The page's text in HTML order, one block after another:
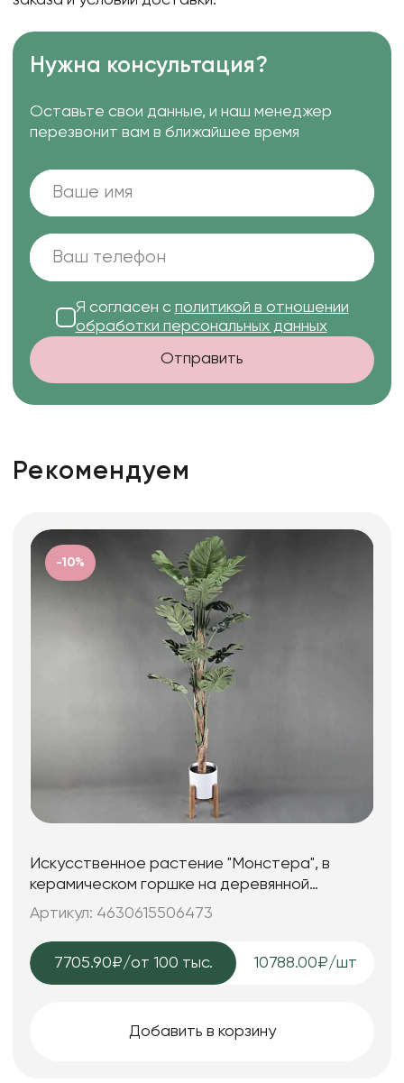
Нужна консультация?
Оставьте свои данные, и наш менеджер
перезвонит вам в ближайшее время
Я согласен с политикой в отношении
обработки персональных данных
Отправить
Рекомендуем
-10%
Искусственное растение "Монстера", в
керамическом горшке на деревянной
подставке, 68,5*200 см.
Артикул: 4630615506473
7705.90₽/от 100 тыс. 10788.00₽/шт
Добавить в корзину